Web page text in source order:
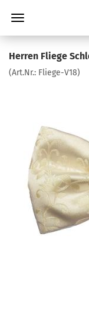
Herren Fliege
(Art.Nr.: Fliege-V18)